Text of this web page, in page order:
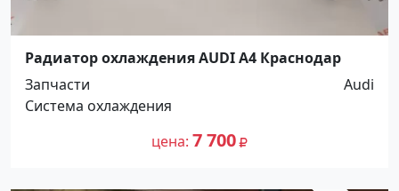
Радиатор охлаждения AUDI A4 Краснодар
Запчасти
Audi
Система охлаждения
цена 7 700